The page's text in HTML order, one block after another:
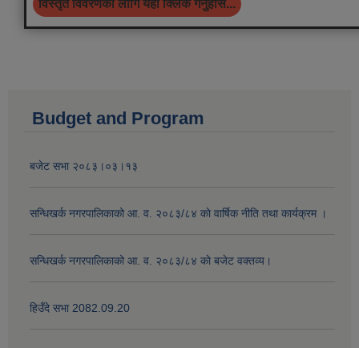
विस्तृत विवरणको लागि यँहा क्लिक गर्नुहोस...
Budget and Program
बजेट सभा २०८३।०३।१३
सन्धिखर्क नगरपालिकाको आ. व. २०८३/८४ काे वार्षिक नीति तथा कार्यक्रम ।
सन्धिखर्क नगरपालिकाको आ. व. २०८३/८४ काे बजेट वक्तव्य।
हिउँदे सभा 2082.09.20